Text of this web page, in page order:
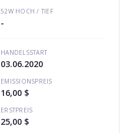
52W HOCH / TIEF
-
HANDELSSTART
03.06.2020
EMISSIONSPREIS
16,00 $
ERSTPREIS
25,00 $